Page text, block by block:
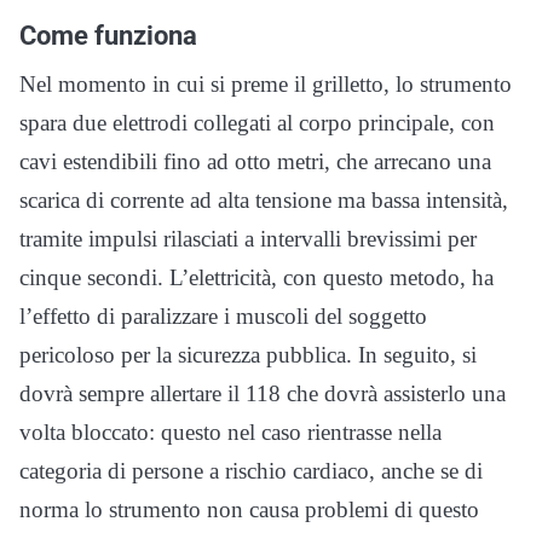
Come funziona
Nel momento in cui si preme il grilletto, lo strumento
spara due elettrodi collegati al corpo principale, con
cavi estendibili fino ad otto metri, che arrecano una
scarica di corrente ad alta tensione ma bassa intensità,
tramite impulsi rilasciati a intervalli brevissimi per
cinque secondi. L’elettricità, con questo metodo, ha
l’effetto di paralizzare i muscoli del soggetto
pericoloso per la sicurezza pubblica. In seguito, si
dovrà sempre allertare il 118 che dovrà assisterlo una
volta bloccato: questo nel caso rientrasse nella
categoria di persone a rischio cardiaco, anche se di
norma lo strumento non causa problemi di questo